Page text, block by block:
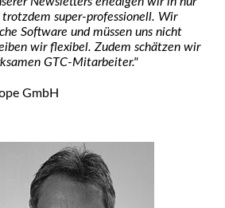
super-professionell. Wir
Software und müssen uns nicht
wir flexibel. Zudem schätzen wir
GTC-Mitarbeiter."
GmbH